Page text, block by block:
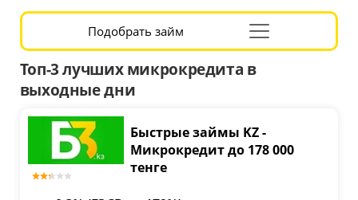
субботу, воскресенье и праздники. Решение
принимается за несколько минут, а деньги поступают
сразу на карту без необходимости посещать офис.
Найдено 16 кредитов
Подобрать займРаскрыть
форму
подбора
Топ-3 лучших микрокредита в
выходные дни
Быстрые займы KZ -
Микрокредит до 178 000
тенге